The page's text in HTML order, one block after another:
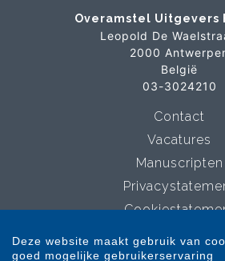
Overamstel Uitgevers
Leopold De
2000
België
03-3024210
Contact
Vacatures
Manuscripten
Deze website maakt gebruik van
goed mogelijke gebruikerservaring